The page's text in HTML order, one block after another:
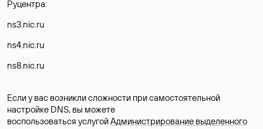
Руцентра:
ns3.nic.ru
ns4.nic.ru
ns8.nic.ru
Если у вас возникли сложности при самостоятельной
настройке DNS, вы можете
воспользоваться услугойАдминистрирование выделенного